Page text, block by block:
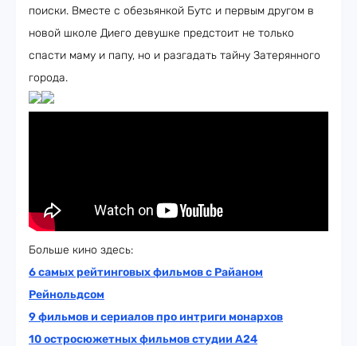
поиски. Вместе с обезьянкой Бутс и первым другом в
новой школе Диего девушке предстоит не только
спасти маму и папу, но и разгадать тайну Затерянного
города.
Больше кино здесь:
6 самых рейтинговых фильмов с Райаном
Рейнольдсом
9 фильмов и сериалов про интриги монархов
10 остросюжетных фильмов студии A24